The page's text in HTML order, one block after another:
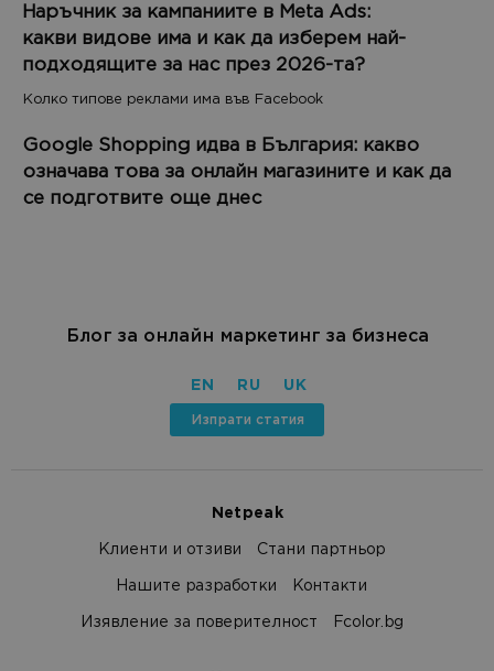
Наръчник за кампаниите в Meta Ads:
какви видове има и как да изберем най-
подходящите за нас през 2026-та?
Колко типове реклами има във Facebook
Google Shopping идва в България: какво
означава това за онлайн магазините и как да
се подготвите още днес
Блог за онлайн маркетинг за бизнеса
EN RU UK
Изпрати статия
Netpeak
Клиенти и отзиви Стани партньор
Нашите разработки Контакти
Изявление за поверителност Fcolor.bg